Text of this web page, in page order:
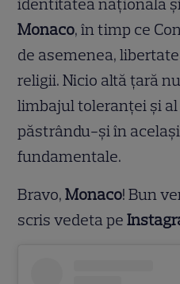
identitatea națională
Monaco, în timp ce
de asemenea,
religii. Nicio altă țară
limbajul toleranței și
păstrându-și în
fundamentale.
Bravo,Monaco! Bun
scris vedeta pe